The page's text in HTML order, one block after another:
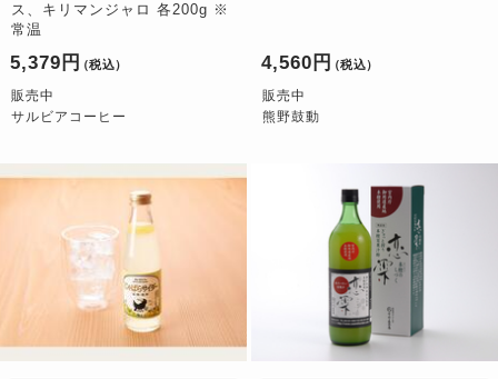
ス、キリマンジャロ 各200g ※
常温
5,379円 （税込）
販売中
サルビアコーヒー
4,560円 （税込）
販売中
熊野鼓動